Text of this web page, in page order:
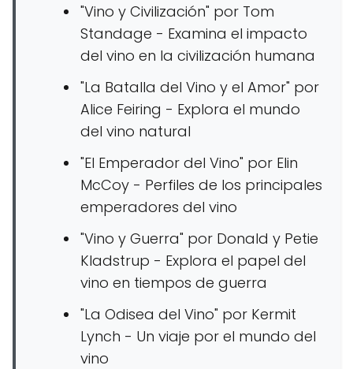
"Vino y Civilización" por Tom
Standage - Examina el impacto
del vino en la civilización humana
"La Batalla del Vino y el Amor" por
Alice Feiring - Explora el mundo
del vino natural
"El Emperador del Vino" por Elin
McCoy - Perfiles de los principales
emperadores del vino
"Vino y Guerra" por Donald y Petie
Kladstrup - Explora el papel del
vino en tiempos de guerra
"La Odisea del Vino" por Kermit
Lynch - Un viaje por el mundo del
vino